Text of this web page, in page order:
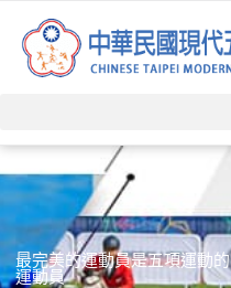
最完美的運動員是五項運動的
運動員